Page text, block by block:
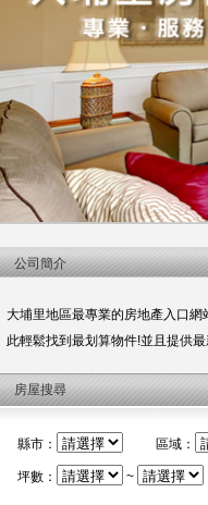
公司簡介
大埔里地區最專業的房地產入口
此輕鬆找到最划算物件!並且提供
房屋搜尋
縣市： 區域：
坪數：
~